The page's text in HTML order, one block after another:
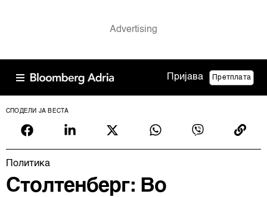
Пријава Претплата
СПОДЕЛИ ЈА ВЕСТА
Политика
Столтенберг: Во